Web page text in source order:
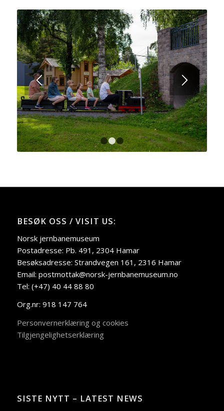
1 2 3
BESØK OSS / VISIT US:
Norsk jernbanemuseum
Postadresse: Pb. 491, 2304 Hamar
Besøksadresse: Strandvegen 161, 2316 Hamar
Email: postmottak@norsk-jernbanemuseum.no
Tel: (+47) 40 44 88 80
Org.nr: 918 147 764
Personvernerklæring og cookies
Tilgjengelighetserklæring
SISTE NYTT – LATEST NEWS